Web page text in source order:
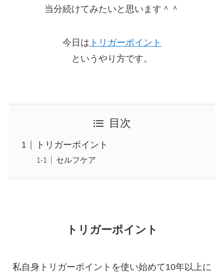
当分続けてみたいと思います＾＾
今日は トリガーポイント
というやり方です。
目次
トリガーポイント
セルフケア
トリガーポイント
私自身トリガーポイントを使い始めて10年以上に